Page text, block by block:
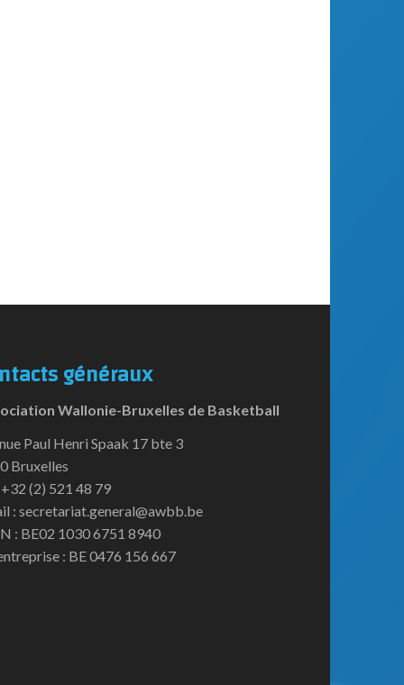
généraux
Wallonie-Bruxelles de Basketball
Paul Henri Spaak 17 bte 3
Bruxelles
(2) 521 48 79
: secretariat.general@awbb.be
: BE02 1030 6751 8940
: BE 0476 156 667